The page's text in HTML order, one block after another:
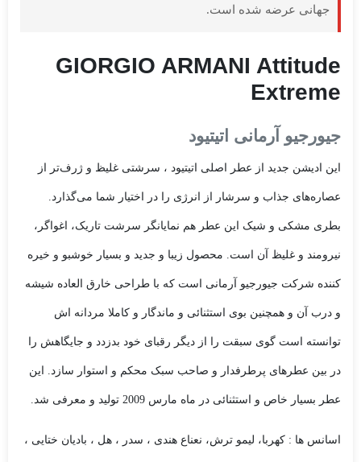
جهانی عرضه شده است.
GIORGIO ARMANI Attitude
Extreme
جیورجیو آرمانی اتیتیود
این ادیشن جدید از عطر اصلی اتیتیود ، سرشتی غلیظ و ژرف‌تر از
عصاره‌های جذاب و سرشار از انرژی را در اختیار شما می‌گذارد.
بطری مشکی و شیک این عطر هم نمایانگر سرشت تاریک، اغواگر،
نیرومند و غلیظ آن است. محصول زیبا و جدید و بسیار خوشبو و خیره
کننده شرکت جیورجیو آرمانی است که با طراحی خارق العاده شیشه
و درب آن و همچنین بوی استثنائی و ماندگار و کاملا مردانه اش
توانسته است گوی سبقت را از دیگر رقبای خود بدزدد و جایگاهش را
در بین عطرهای پرطرفدار و صاحب سبک محکم و استوار سازد. این
عطر بسیار خاص و استثنائی در ماه مارس 2009 تولید و معرفی شد.
اسانس ها : کهربا، لیمو ترش، نعناع هندی ، سدر ، هل ، بادیان ختایی ،